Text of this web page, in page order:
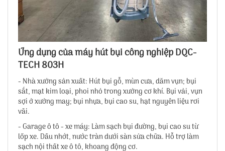
Ứng dụng của máy hút bụi công nghiệp DQC-
TECH 803H
- Nhà xưởng sản xuất: Hút bụi gỗ, mùn cưa, dăm vụn; bụi
sắt, mạt kim loại, phoi nhỏ trong xưởng cơ khí. Bụi vải, vụn
sợi ở xưởng may; bụi nhựa, bụi cao su, hạt nguyên liệu rơi
vãi.
- Garage ô tô - xe máy: Làm sạch bụi đường, bụi cao su từ
lốp xe. Dầu nhớt, nước tràn dưới sàn sửa chữa. Hỗ trợ làm
sạch nội thất xe ô tô, khoang động cơ.